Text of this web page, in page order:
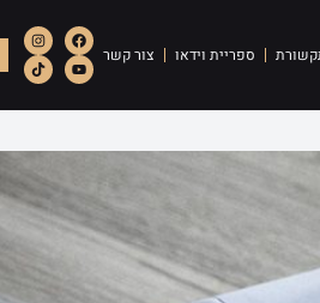
ספריית וידאו צור קשר